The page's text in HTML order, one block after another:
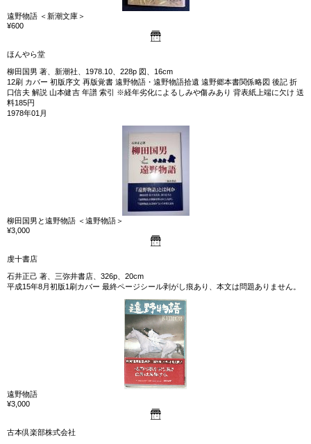
遠野物語 ＜新潮文庫＞
¥600
ほんやら堂
柳田国男 著、新潮社、1978.10、228p 図、16cm
12刷 カバー 初版序文 再版覚書 遠野物語・遠野物語拾遺 遠野郷本書関係略図 後記 折
口信夫 解説 山本健吉 年譜 索引 ※経年劣化によるしみや傷みあり 背表紙上端に欠け 送
料185円
1978年01月
柳田国男と遠野物語 ＜遠野物語＞
¥3,000
虔十書店
石井正己 著、三弥井書店、326p、20cm
平成15年8月初版1刷カバー 最終ページシール剥がし痕あり、本文は問題ありません。
遠野物語
¥3,000
古本倶楽部株式会社